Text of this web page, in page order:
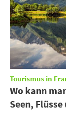
Tourismus in
Wo kann
Seen,